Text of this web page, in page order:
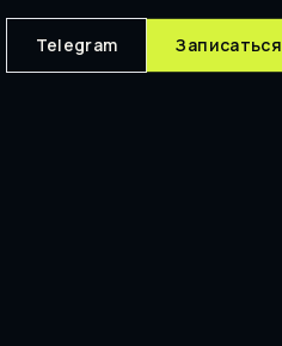
Telegram Записаться